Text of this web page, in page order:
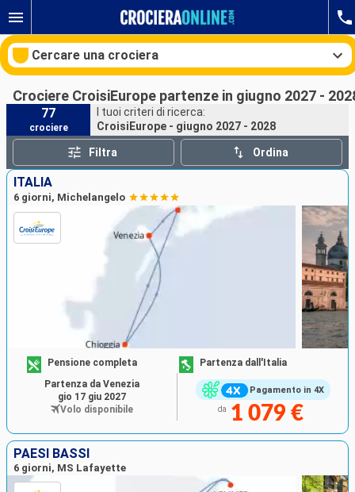
Cercare una crociera
Le nostre destinazioni
Mesi di partenza
Porti Compagnie
Ricerca
Crociere CroisiEurope partenze in giugno 2027 -
77
crociere
I tuoi criteri di ricerca:
CroisiEurope - giugno 2027 - 2028
Filtra Ordina
ITALIA
6 giorni, Michelangelo
Pagamento in 4X
Pensione completa Partenza dall'Italia
da 1 079 €
Partenza da Venezia
gio 17 giu 2027
Volo disponibile
PAESI BASSI
6 giorni, MS Lafayette